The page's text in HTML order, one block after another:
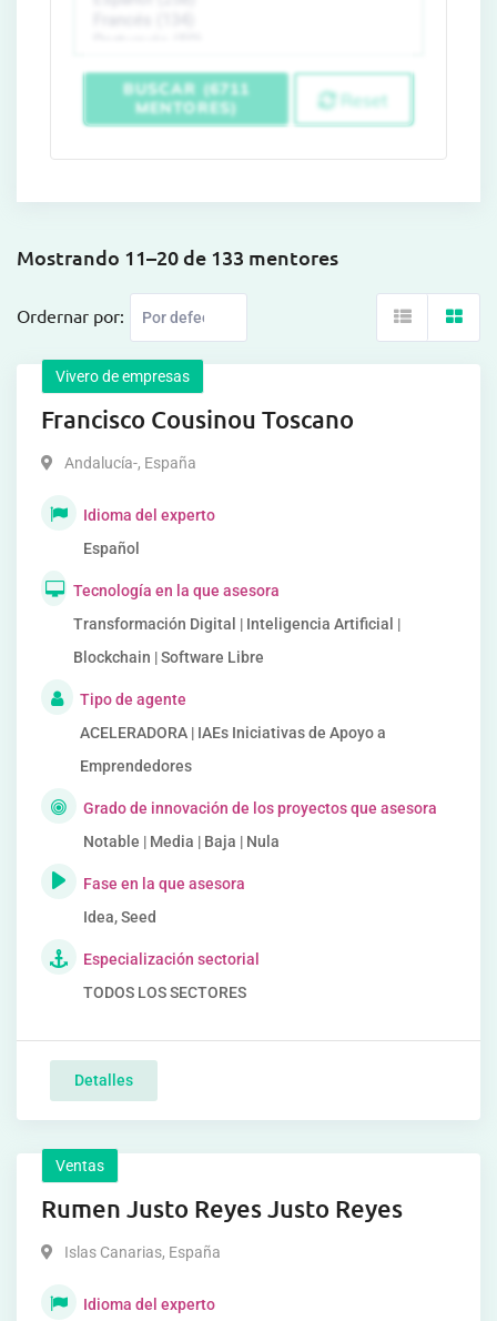
BUSCAR (6711
MENTORES)
Reset
Mostrando 11–20 de 133 mentores
Ordernar por:
Vivero de empresas
Francisco Cousinou Toscano
Andalucía-, España
Idioma del experto
Español
Tecnología en la que asesora
Transformación Digital | Inteligencia Artificial |
Blockchain | Software Libre
Tipo de agente
ACELERADORA | IAEs Iniciativas de Apoyo a
Emprendedores
Grado de innovación de los proyectos que asesora
Notable | Media | Baja | Nula
Fase en la que asesora
Idea, Seed
Especialización sectorial
TODOS LOS SECTORES
Detalles
Ventas
Rumen Justo Reyes Justo Reyes
Islas Canarias, España
Idioma del experto